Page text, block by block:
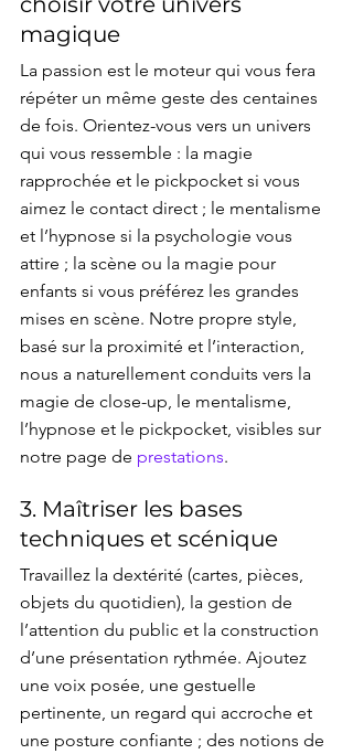
magique
La passion est le moteur qui vous fera
répéter un même geste des centaines
de fois. Orientez-vous vers un univers
qui vous ressemble : la magie
rapprochée et le pickpocket si vous
aimez le contact direct ; le mentalisme
et l’hypnose si la psychologie vous
attire ; la scène ou la magie pour
enfants si vous préférez les grandes
mises en scène. Notre propre style,
basé sur la proximité et l’interaction,
nous a naturellement conduits vers la
magie de close-up, le mentalisme,
l’hypnose et le pickpocket, visibles sur
notre page de prestations.
3. Maîtriser les bases
techniques et scénique
Travaillez la dextérité (cartes, pièces,
objets du quotidien), la gestion de
l’attention du public et la construction
d’une présentation rythmée. Ajoutez
une voix posée, une gestuelle
pertinente, un regard qui accroche et
une posture confiante ; des notions de